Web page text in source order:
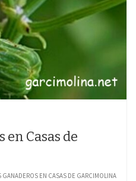
en Casas de
GANADEROS EN CASAS DE GARCIMOLINA